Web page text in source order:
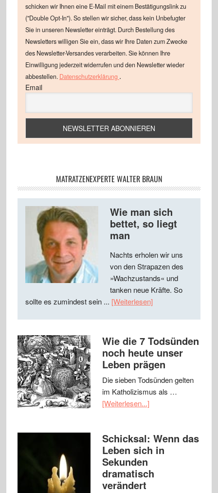
schicken wir Ihnen eine E-Mail mit einem Bestätigungslink zu
("Double Opt-In"). So stellen wir sicher, dass kein Unbefugter
Sie in unseren Newsletter einträgt. Durch Bestellung des
Newsletters willigen Sie ein, dass wir Ihre Daten zum Zwecke
des Newsletter-Versandes verarbeiten. Sie können Ihre
Einwilligung jederzeit widerrufen und den Newsletter wieder
abbestellen. Datenschutzerklärung .
Email
MATRATZENEXPERTE WALTER BRAUN
Wie man sich
bettet, so liegt
man
Nachts erholen wir uns
von den Strapazen des
»Wachzustands« und
tanken neue Kräfte. So
sollte es zumindest sein ... [Weiterlesen]
Wie die 7 Todsünden
noch heute unser
Leben prägen
Die sieben Todsünden gelten
im Katholizismus als …
[Weiterlesen...]
Schicksal: Wenn das
Leben sich in
Sekunden
dramatisch
verändert